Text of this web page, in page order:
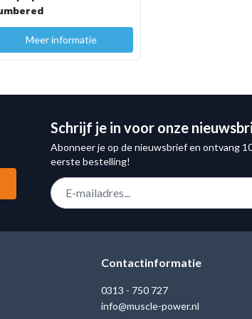
Meer informatie
Schrijf je in voor onze
Abonneer je op de nieuwsbrief en ontvang
eerste bestelling!
E-mail adres
Contactinformatie
0313 - 750 727
info@muscle-power.nl